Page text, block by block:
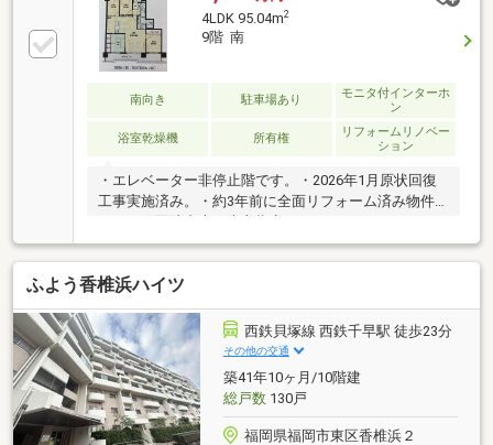
4LDK 95.04m2
9階 南
南向き 駐車場あり
モニタ付インターホ
ン
浴室乾燥機 所有権
リフォームリノベー
ション
・エレベーター非停止階です。・2026年1月原状回復
工事実施済み。・約3年前に全面リフォーム済み物件
ふよう香椎浜ハイツ
西鉄貝塚線 西鉄千早駅 徒歩23分
その他の交通
築41年10ヶ月/10階建
総戸数130戸
福岡県福岡市東区香椎浜２